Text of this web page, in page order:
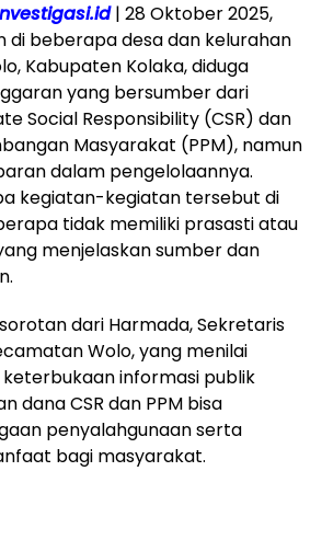
| 28 Oktober 2025,
di beberapa desa dan kelurahan
Kabupaten Kolaka, diduga
yang bersumber dari
Social Responsibility (CSR) dan
Masyarakat (PPM), namun
dalam pengelolaannya.
kegiatan-kegiatan tersebut di
tidak memiliki prasasti atau
menjelaskan sumber dan
dari Harmada, Sekretaris
Wolo, yang menilai
informasi publik
dana CSR dan PPM bisa
penyalahgunaan serta
bagi masyarakat.